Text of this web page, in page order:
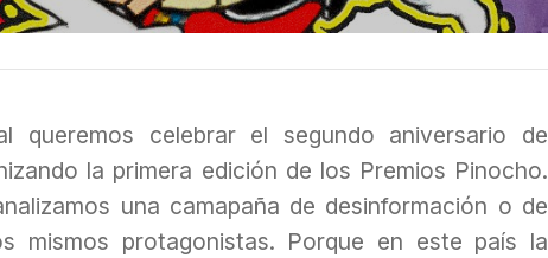
queremos celebrar el segundo aniversario de
la primera edición de los Premios Pinocho.
una camapaña de desinformación o de
mismos protagonistas. Porque en este país la